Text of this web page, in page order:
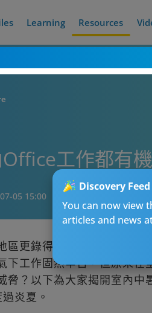
Learning Resources
Discovery
You can now view
articles and news
Office工作都有
05 15:00
區更錄得攝氏39度高溫，真
下工作固然辛苦，但原來在
脅？以下為大家揭開室內中
炎夏。